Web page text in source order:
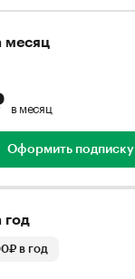
месяц
в месяц
Оформить подписку
год
в год